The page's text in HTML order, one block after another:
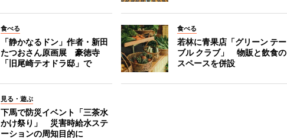
食べる
「静かなるドン」作者・新田
たつおさん原画展 豪徳寺
「旧尾崎テオドラ邸」で
食べる
若林に青果店「グリーン テー
ブル クラブ」 物販と飲食の
スペースを併設
見る・遊ぶ
下馬で防災イベント「三茶水
かけ祭り」 災害時給水ステ
ーションの周知目的に